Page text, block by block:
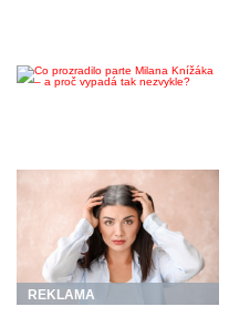
REKLAMA